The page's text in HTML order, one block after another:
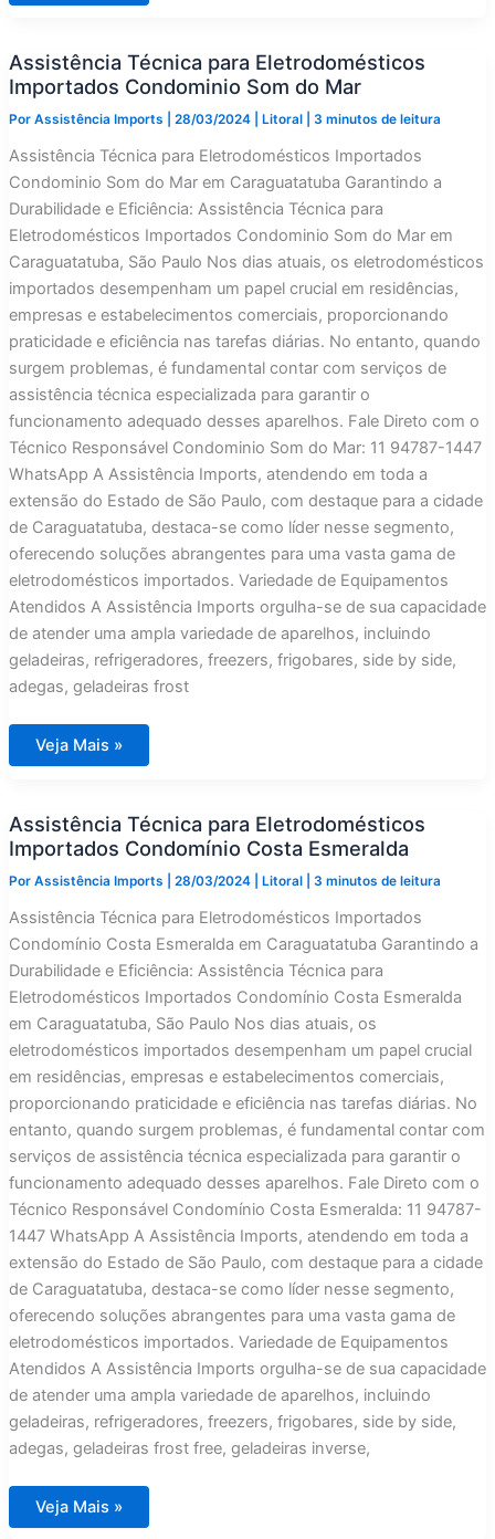
Condomínio
Massaguaçu
Caraguatatuba
Assistência Técnica para Eletrodomésticos
Importados Condominio Som do Mar
Por Assistência Imports 28/03/2024 Litoral| 3 minutos de leitura
Assistência Técnica para Eletrodomésticos Importados
Condominio Som do Mar em Caraguatatuba Garantindo a
Durabilidade e Eficiência: Assistência Técnica para
Eletrodomésticos Importados Condominio Som do Mar em
Caraguatatuba, São Paulo Nos dias atuais, os eletrodomésticos
importados desempenham um papel crucial em residências,
empresas e estabelecimentos comerciais, proporcionando
praticidade e eficiência nas tarefas diárias. No entanto, quando
surgem problemas, é fundamental contar com serviços de
assistência técnica especializada para garantir o
funcionamento adequado desses aparelhos. Fale Direto com o
Técnico Responsável Condominio Som do Mar: 11 94787-1447
WhatsApp A Assistência Imports, atendendo em toda a
extensão do Estado de São Paulo, com destaque para a cidade
de Caraguatatuba, destaca-se como líder nesse segmento,
oferecendo soluções abrangentes para uma vasta gama de
eletrodomésticos importados. Variedade de Equipamentos
Atendidos A Assistência Imports orgulha-se de sua capacidade
de atender uma ampla variedade de aparelhos, incluindo
geladeiras, refrigeradores, freezers, frigobares, side by side,
adegas, geladeiras frost
Assistência
Técnica
Condominio
Som
do
Veja Mais »
Assistência Técnica para Eletrodomésticos
Importados Condomínio Costa Esmeralda
Por Assistência Imports 28/03/2024 Litoral| 3 minutos de leitura
Assistência Técnica para Eletrodomésticos Importados
Condomínio Costa Esmeralda em Caraguatatuba Garantindo a
Durabilidade e Eficiência: Assistência Técnica para
Eletrodomésticos Importados Condomínio Costa Esmeralda
em Caraguatatuba, São Paulo Nos dias atuais, os
eletrodomésticos importados desempenham um papel crucial
em residências, empresas e estabelecimentos comerciais,
proporcionando praticidade e eficiência nas tarefas diárias. No
entanto, quando surgem problemas, é fundamental contar com
serviços de assistência técnica especializada para garantir o
funcionamento adequado desses aparelhos. Fale Direto com o
Técnico Responsável Condomínio Costa Esmeralda: 11 94787-
1447 WhatsApp A Assistência Imports, atendendo em toda a
extensão do Estado de São Paulo, com destaque para a cidade
de Caraguatatuba, destaca-se como líder nesse segmento,
oferecendo soluções abrangentes para uma vasta gama de
eletrodomésticos importados. Variedade de Equipamentos
Atendidos A Assistência Imports orgulha-se de sua capacidade
de atender uma ampla variedade de aparelhos, incluindo
geladeiras, refrigeradores, freezers, frigobares, side by side,
adegas, geladeiras frost free, geladeiras inverse,
Assistência
Técnica
Veja Mais »